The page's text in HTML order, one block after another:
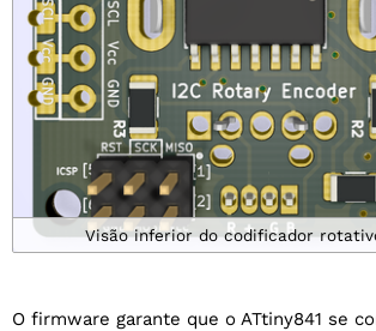
Visão inferior do codificador
O firmware garante que o ATtiny841 se